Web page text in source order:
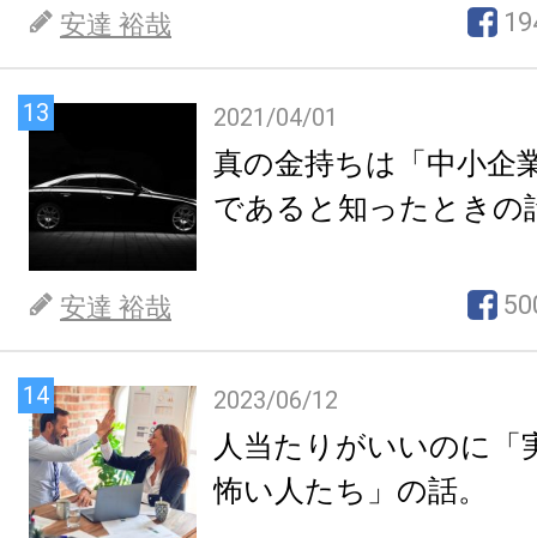
安達 裕哉
13 2021/04/01
真の金持ちは「中小企
であると知ったときの
安達 裕哉
14 2023/06/12
人当たりがいいのに「
怖い人たち」の話。